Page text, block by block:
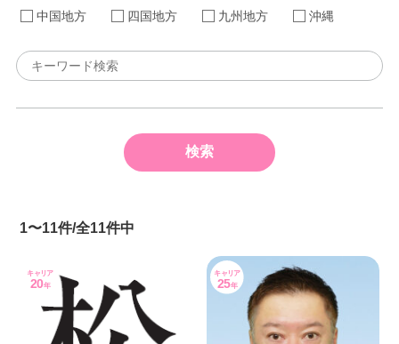
中国地方
四国地方 九州地方 沖縄
1〜11件/全11件中
キャリア
20年
キャリア
25年